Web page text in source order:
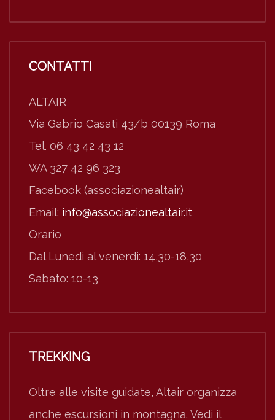
CONTATTI
ALTAIR
Via Gabrio Casati 43/b 00139 Roma
Tel. 06 43 42 43 12
WA 327 42 96 323
Facebook (associazionealtair)
Email: info@associazionealtair.it
Orario
Dal Lunedì al venerdì: 14,30-18,30
Sabato: 10-13
TREKKING
Oltre alle visite guidate, Altair organizza
anche escursioni in montagna. Vedi il